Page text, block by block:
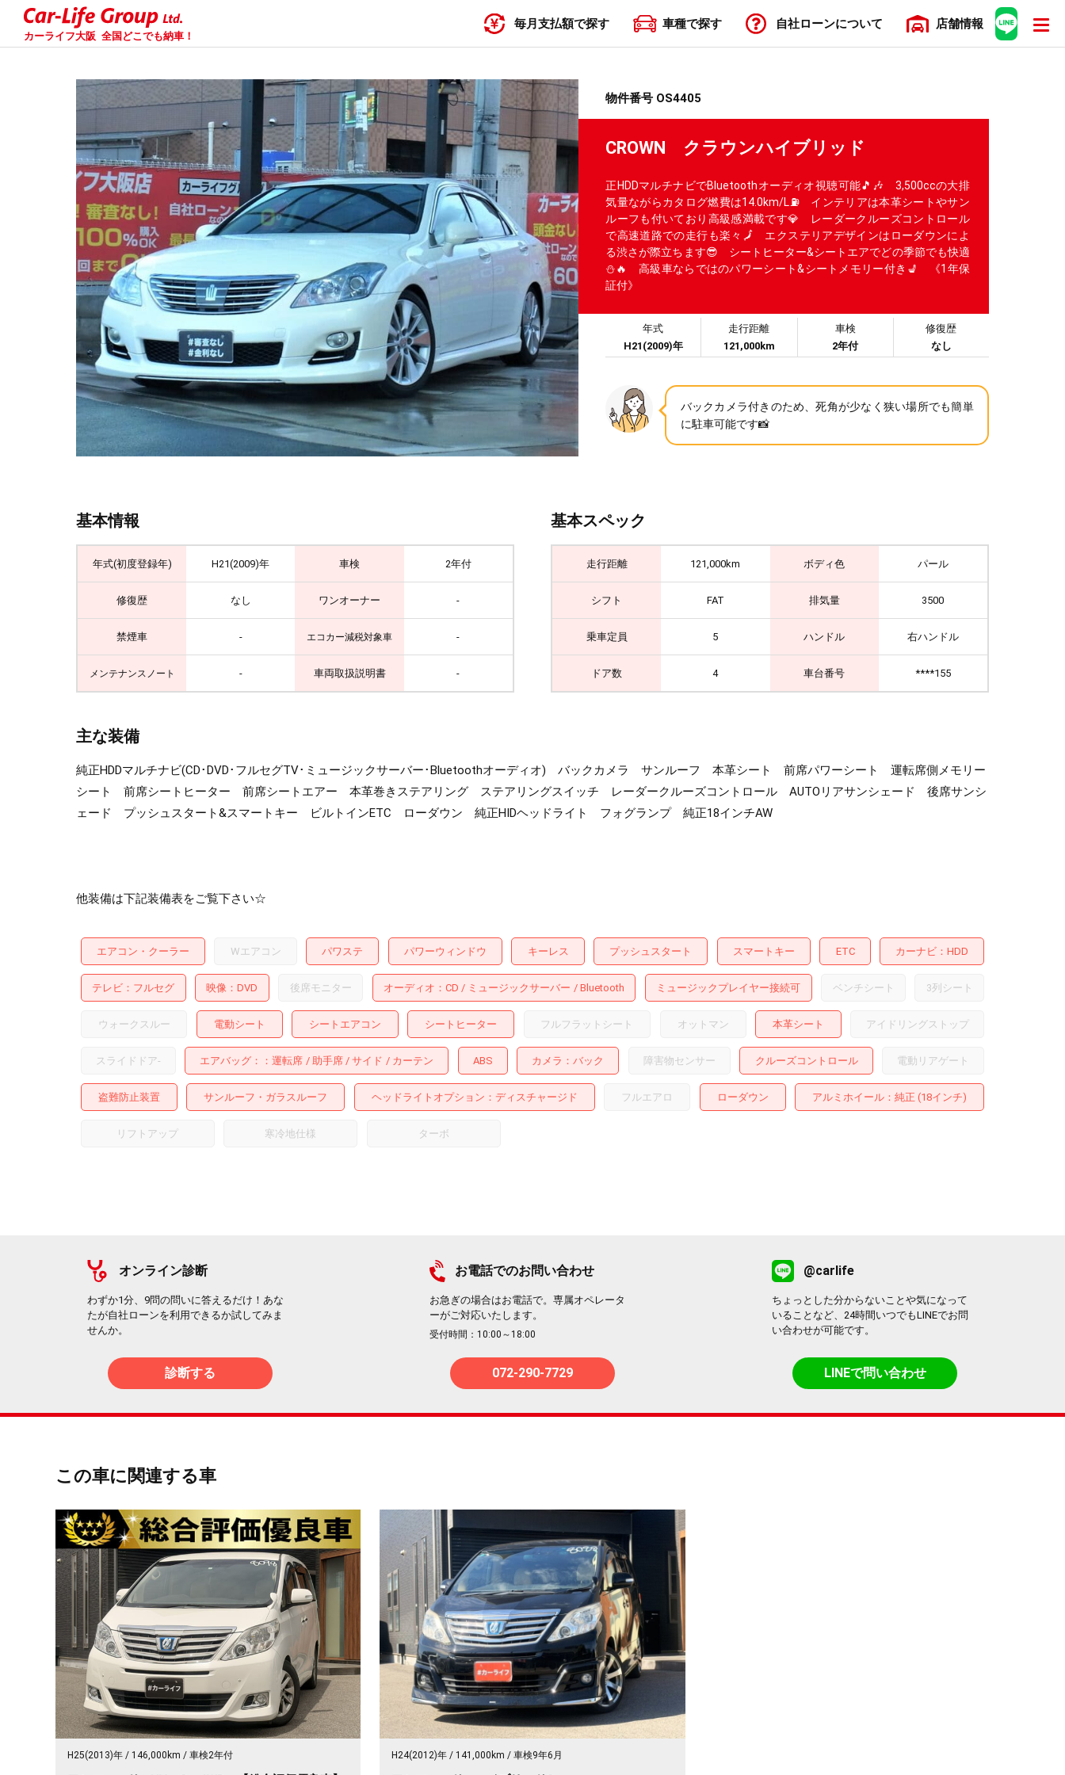
カーライフ大阪 全国どこでも納車！
毎月支払額で探す 車種で探す 自社ローンについて 店舗情報
物件番号 OS4405
CROWN クラウンハイブリッド
正HDDマルチナビでBluetoothオーディオ視聴可能🎵🎶 3,500ccの大排
気量ながらカタログ燃費は14.0km/L⛽ インテリアは本革シートやサン
ルーフも付いており高級感満載です💎 レーダークルーズコントロール
で高速道路での走行も楽々🗾 エクステリアデザインはローダウンによ
る渋さが際立ちます😎 シートヒーター&シートエアでどの季節でも快適
⛄🔥 高級車ならではのパワーシート&シートメモリー付き💺 《1年保
証付》
年式
H21(2009)年
走行距離
121,000km
車検
2年付
修復歴
なし
バックカメラ付きのため、死角が少なく狭い場所でも簡単
に駐車可能です📸
基本情報
年式(初度登録年) H21(2009)年 車検 2年付
修復歴 なし ワンオーナー -
禁煙車 - エコカー減税対象車 -
メンテナンスノート - 車両取扱説明書 -
基本スペック
走行距離 121,000km ボディ色 パール
シフト FAT 排気量 3500
乗車定員 5 ハンドル 右ハンドル
ドア数 4 車台番号 ****155
主な装備
純正HDDマルチナビ(CD･DVD･フルセグTV･ミュージックサーバー･Bluetoothオーディオ) バックカメラ サンルーフ 本革シート 前席パワーシート 運転席側メモリー
シート 前席シートヒーター 前席シートエアー 本革巻きステアリング ステアリングスイッチ レーダークルーズコントロール AUTOリアサンシェード 後席サンシ
ェード プッシュスタート&スマートキー ビルトインETC ローダウン 純正HIDヘッドライト フォグランプ 純正18インチAW
他装備は下記装備表をご覧下さい☆
エアコン・クーラー Wエアコン パワステ パワーウィンドウ キーレス プッシュスタート スマートキー ETC カーナビ HDD
テレビ フルセグ 映像 DVD 後席モニター オーディオ CD ミュージックサーバー Bluetooth ミュージックプレイヤー接続可 ベンチシート 3列シート
ウォークスルー 電動シート シートエアコン シートヒーター フルフラットシート オットマン 本革シート アイドリングストップ
スライドドア- エアバッグ： 運転席 助手席 サイド カーテン ABS カメラ バック 障害物センサー クルーズコントロール 電動リアゲート
盗難防止装置 サンルーフ・ガラスルーフ ヘッドライトオプション ディスチャージド フルエアロ ローダウン アルミホイール ：純正 (18インチ)
リフトアップ 寒冷地仕様 ターボ
オンライン診断
わずか1分、9問の問いに答えるだけ！あな
たが自社ローンを利用できるか試してみま
せんか。
診断する
お電話でのお問い合わせ
お急ぎの場合はお電話で。専属オペレータ
ーがご対応いたします。
受付時間：10:00～18:00
072-290-7729
@carlife
ちょっとした分からないことや気になって
いることなど、24時間いつでもLINEでお問
い合わせが可能です。
LINEで問い合わせ
この車に関連する車
H25(2013)年 146,000km 車検2年付 H24(2012)年 141,000km 車検9年6月